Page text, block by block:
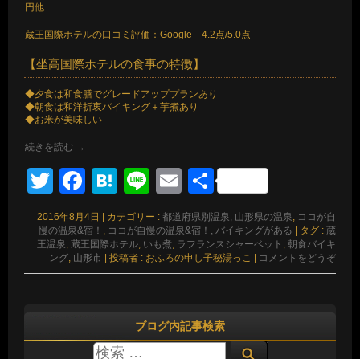
円他
蔵王国際ホテルの口コミ評価：Google 4.2点/5.0点
【坐高国際ホテルの食事の特徴】
◆夕食は和食膳でグレードアッププランあり
◆朝食は和洋折衷バイキング＋芋煮あり
◆お米が美味しい
続きを読む →
Twitter
Facebook
Hatena
LineEmail
共
有
2016年8月4日 | カテゴリー : 都道府県別温泉, 山形県の温泉
ココが自
慢の温泉&宿！
ココが自慢の温泉&宿！, バイキングがある | タグ : 蔵
王温泉 蔵王国際ホテル いも煮 ラフランスシャーベット
朝食バイキ
ング 山形市 | 投稿者 : おふろの申し子秘湯っこ | コメントをどうぞ
ブログ内記事検索